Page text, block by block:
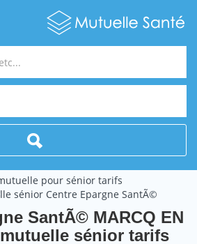
pour sénior tarifs
sénior Centre Epargne SantÃ©
SantÃ© MARCQ EN
sénior tarifs